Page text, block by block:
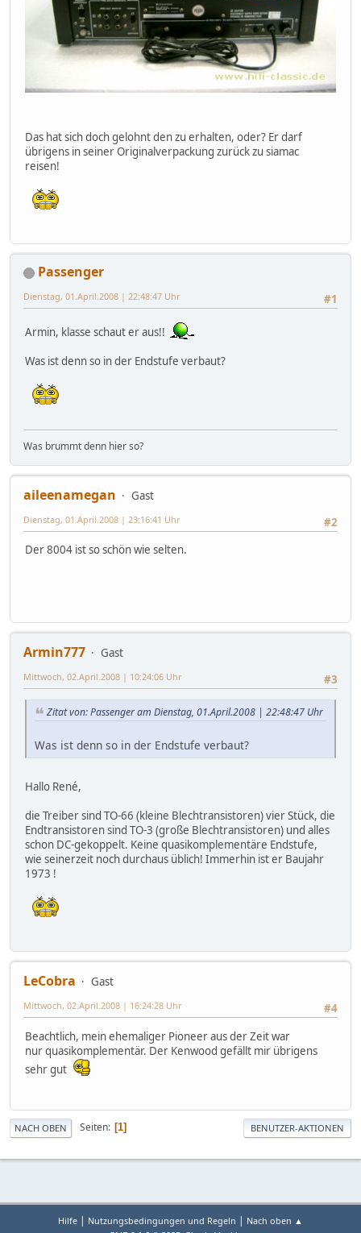
Das hat sich doch gelohnt den zu erhalten, oder? Er darf
übrigens in seiner Originalverpackung zurück zu siamac
reisen!
Passenger
#1
Dienstag, 01.April.2008 | 22:48:47 Uhr
Armin, klasse schaut er aus!!
Was ist denn so in der Endstufe verbaut?
Was brummt denn hier so?
aileenamegan
Gast
#2
Dienstag, 01.April.2008 | 23:16:41 Uhr
Der 8004 ist so schön wie selten.
Armin777
Gast
#3
Mittwoch, 02.April.2008 | 10:24:06 Uhr
Zitat von: Passenger am Dienstag, 01.April.2008 | 22:48:47 Uhr
Was ist denn so in der Endstufe verbaut?
Hallo René,
die Treiber sind TO-66 (kleine Blechtransistoren) vier Stück, die
Endtransistoren sind TO-3 (große Blechtransistoren) und alles
schon DC-gekoppelt. Keine quasikomplementäre Endstufe,
wie seinerzeit noch durchaus üblich! Immerhin ist er Baujahr
1973 !
LeCobra
Gast
#4
Mittwoch, 02.April.2008 | 16:24:28 Uhr
Beachtlich, mein ehemaliger Pioneer aus der Zeit war
nur quasikomplementär. Der Kenwood gefällt mir übrigens
sehr gut
NACH OBEN Seiten 1 BENUTZER-AKTIONEN
Hilfe | Nutzungsbedingungen und Regeln | Nach oben ▲